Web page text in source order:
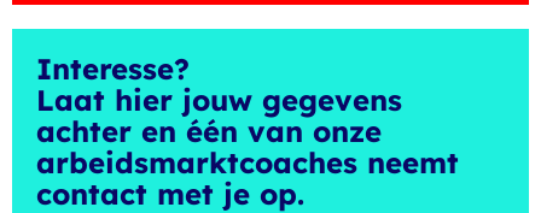
Interesse?
Laat hier jouw gegevens
achter en één van onze
arbeidsmarktcoaches neemt
contact met je op.